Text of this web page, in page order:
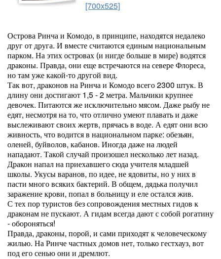
[700x525]
Острова Ринча и Комодо, в принципе, находятся недалеко
друг от друга. И вместе считаются единым национальным
парком. На этих островах (и нигде больше в мире) водятся
драконы. Правда, они еще встречаются на севере Флореса,
но там уже какой-то другой вид.
Так вот, драконов на Ринча и Комодо всего 2300 штук. В
длину они достигают 1,5 - 2 метра. Мальчики крупнее
девочек. Питаются же исключительно мясом. Даже рыбу не
едят, несмотря на то, что отлично умеют плавать и даже
выслеживают своих жертв, прячась в воде. А едят они всю
живность, что водится в национальном парке: обезьян,
оленей, буйволов, кабанов. Иногда даже на людей
нападают. Такой случай произошел несколько лет назад.
Дракон напал на приехавшего сюда учителя младшей
школы. Укусы варанов, по идее, не ядовиты, но у них в
пасти много всяких бактерий. В общем, дядька получил
заражение крови, попал в больницу и еле остался жив.
С тех пор туристов без сопровождения местных гидов к
драконам не пускают. А гидам всегда дают с собой рогатину
- обороняться!
Правда, драконы, порой, и сами приходят к человеческому
жилью. На Ринче частных домов нет, только гестхауз, вот
под его сенью они и дремлют.